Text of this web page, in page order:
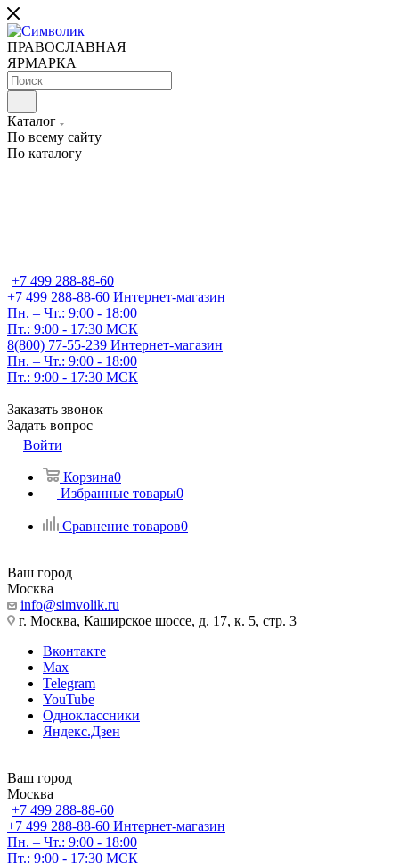
ПРАВОСЛАВНАЯ
ЯРМАРКА
Каталог
По всему сайту
По каталогу
+7 499 288-88-60
+7 499 288-88-60 Интернет-магазин
Пн. – Чт.: 9:00 - 18:00
Пт.: 9:00 - 17:30 МСК
8(800) 77-55-239 Интернет-магазин
Пн. – Чт.: 9:00 - 18:00
Пт.: 9:00 - 17:30 МСК
Заказать звонок
Задать вопрос
Войти
Корзина0
Избранные товары0
Сравнение товаров0
Ваш город
Москва
info@simvolik.ru
г. Москва, Каширское шоссе, д. 17, к. 5, стр. 3
Вконтакте
Max
Telegram
YouTube
Одноклассники
Яндекс.Дзен
Ваш город
Москва
+7 499 288-88-60
+7 499 288-88-60 Интернет-магазин
Пн. – Чт.: 9:00 - 18:00
Пт.: 9:00 - 17:30 МСК